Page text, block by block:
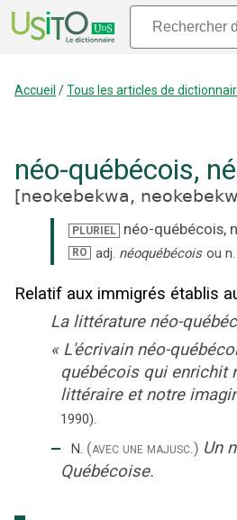
Accueil /Tous les articles de
néo-québécois,
[neokebekwa,
PLURIEL néo-québécois,
RO adj. néoquébécois ou n.
Relatif aux immigrés établis
La littérature néo-
« L'écrivain néo-
québécois qui enrichit
littéraire et notre
1990).
‒ N. (avec une majusc.) Un
Québécoise.